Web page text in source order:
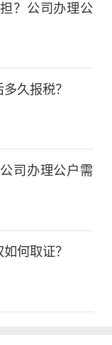
？公司办理公
久报税？
司办理公户需
何取证？